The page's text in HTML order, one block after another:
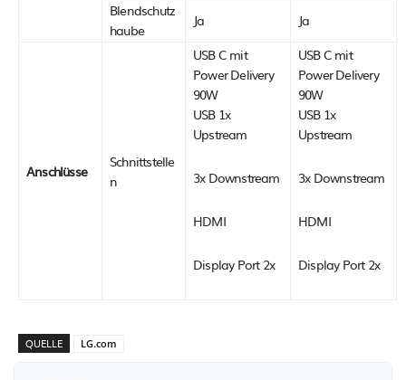
Blendschutz
haube
Ja Ja
Anschlüsse
Schnittstelle
n
USB C mit
Power Delivery
90W
USB 1x
Upstream
3x Downstream
HDMI
Display Port 2x
USB C mit
Power Delivery
90W
USB 1x
Upstream
3x Downstream
HDMI
Display Port 2x
QUELLE LG.com